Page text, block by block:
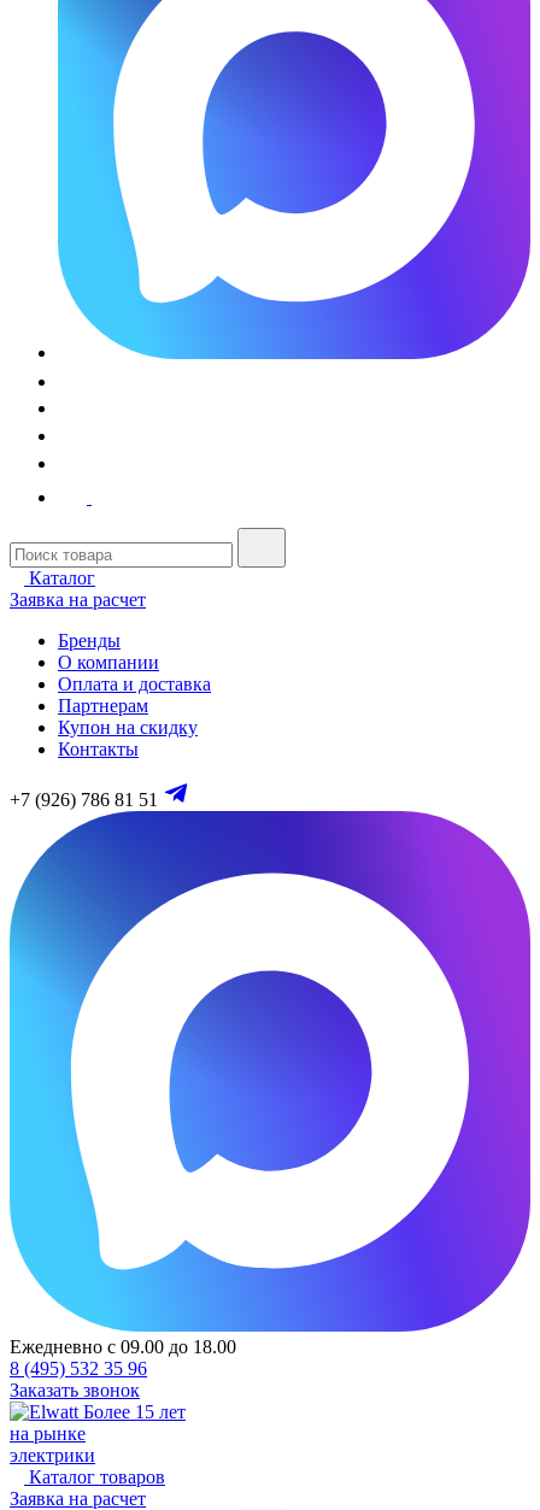
Каталог
Заявка на расчет
Бренды
О компании
Оплата и доставка
Партнерам
Купон на скидку
Контакты
+7 (926) 786 81 51
Ежедневно с 09.00 до 18.00
8 (495) 532 35 96
Заказать звонок
Более 15 лет
на рынке
электрики
Каталог товаров
Заявка на расчет